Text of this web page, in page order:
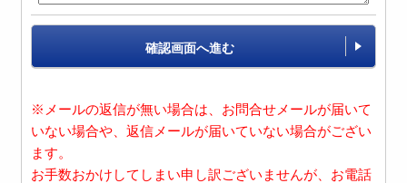
確認画面へ進む
※メールの返信が無い場合は、お問合せメールが届いて
いない場合や、返信メールが届いていない場合がござい
ます。
お手数おかけしてしまい申し訳ございませんが、お電話